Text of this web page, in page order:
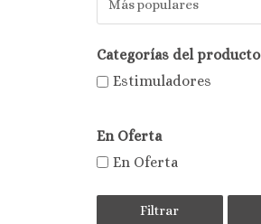
Categorías del producto
Estimuladores
En Oferta
En Oferta
Filtrar